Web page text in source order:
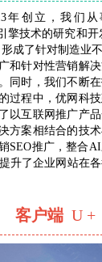
年创立，我们
擎技术的研究和
成了针对制造业
和针对性营销解
同时，我们不断
过程中，优网科
以互联网推广产品
方案相结合的技
SEO推广，整合
升了企业网站在
客户端 U +